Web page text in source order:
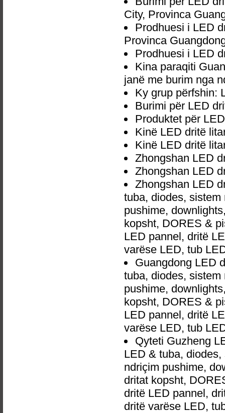
City, Provinca
Prodhuesi i LED
Provinca
Prodhuesi i LED
Kina paraqiti
janë me burim nga
Ky grup përfshin:
Burimi për LED
Produktet për
Kinë LED dritë
Kinë LED dritë
Zhongshan LED
Zhongshan LED
Zhongshan LED
tuba, diodes,
pushime,
kopsht, DORES &
LED pannel, dritë
varëse LED, tub
Guangdong LED
tuba, diodes,
pushime,
kopsht, DORES &
LED pannel, dritë
varëse LED, tub
Qyteti Guzheng
LED & tuba,
ndriçim pushime,
dritat kopsht,
dritë LED pannel,
dritë varëse LED,